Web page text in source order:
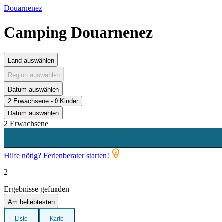
Douarnenez
Camping Douarnenez
Land auswählen
Region auswählen
Datum auswählen
2 Erwachsene - 0 Kinder
Datum auswählen
2 Erwachsene
Hilfe nötig? Ferienberater starten!
2
Ergebnisse gefunden
Am beliebtesten
Liste Karte